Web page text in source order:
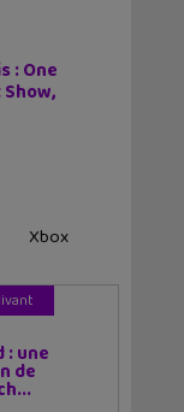
: One
Xbox
: une
de